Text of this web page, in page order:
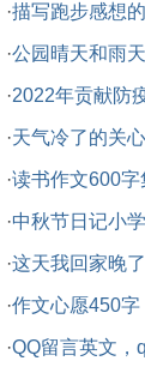
·描写跑步感想
·公园晴天和雨
·2022年贡献防
·天气冷了的关
·读书作文600字
·中秋节日记小
·这天我回家晚
·作文心愿450字
·QQ留言英文，